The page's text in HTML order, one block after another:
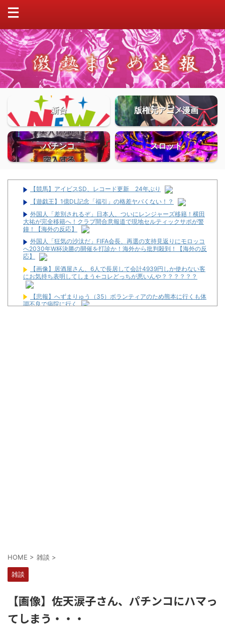
新台 版権元アニメ漫画
パチンコ スロット
【競馬】アイビスSD、レコード更新 24年ぶり
【遊戯王】1億DL記念「福引」の格差ヤバくない！？
外国人「差別されるぞ」日本人、ついにレンジャーズ移籍！横田
大祐が完全移籍へ！クラブ間合意報道で現地セルティックサポが警
鐘！【海外の反応】
外国人「狂気の沙汰だ」FIFA会長、再選の支持見返りにモロッコ
へ2030年W杯決勝の開催を打診か！海外から批判殺到！【海外の反
応】
【画像】居酒屋さん、6人で長居して会計4939円しか使わない客
にお気持ち表明してしまう←コレどっちが悪いんや？？？？？？
【悲報】へずまりゅう（35）ボランティアのため熊本に行くも体
調不良で病院に行く
HOME > 雑談 >
雑談
【画像】佐天涙子さん、パチンコにハマっ
てしまう・・・